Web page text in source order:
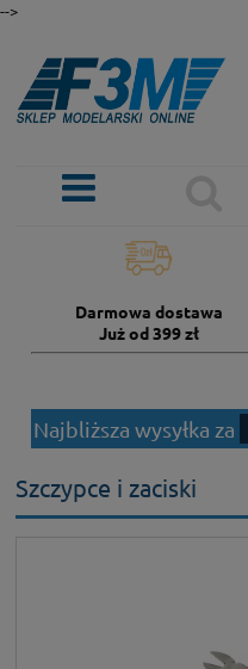
-->
Darmowa dostawa
Już od 399 zł
Najbliższa wysyłka za
Szczypce i zaciski